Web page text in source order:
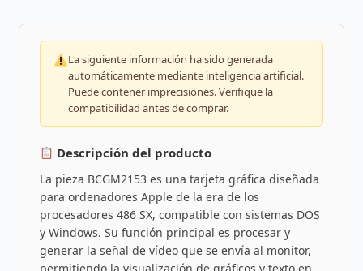
La siguiente información ha sido generada
automáticamente mediante inteligencia artificial.
Puede contener imprecisiones. Verifique la
compatibilidad antes de comprar.
Descripción del producto
La pieza BCGM2153 es una tarjeta gráfica diseñada
para ordenadores Apple de la era de los
procesadores 486 SX, compatible con sistemas DOS
y Windows. Su función principal es procesar y
generar la señal de vídeo que se envía al monitor,